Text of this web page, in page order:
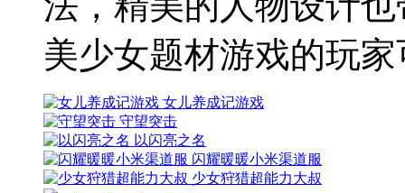
美少女题材游戏的玩
女儿养成记游戏
守望突击
以闪亮之名
闪耀暖暖小米渠道服
少女狩猎超能力大叔